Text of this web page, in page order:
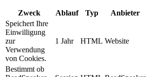
Zweck Ablauf Typ Anbieter
Speichert Ihre
Einwilligung
zur
Verwendung
von Cookies.
1 Jahr HTML Website
Bestimmt ob